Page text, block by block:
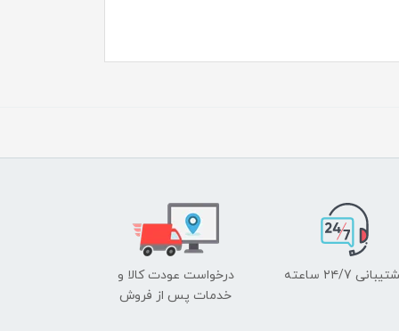
۲۴/7 ساعته
درخواست عودت کالا و
خدمات پس از فروش